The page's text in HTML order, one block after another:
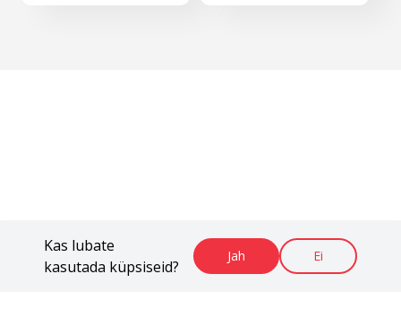
Kas lubate
kasutada küpsiseid?
Jah Ei